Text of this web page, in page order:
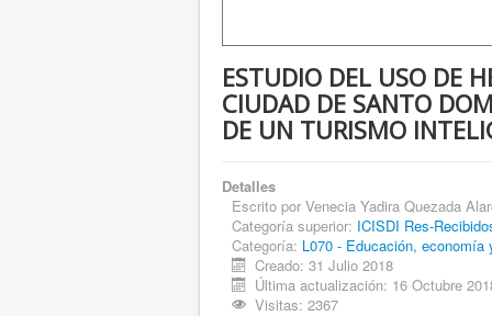
ESTUDIO DEL USO DE
CIUDAD DE SANTO
DE UN TURISMO
Detalles
Escrito por Venecia Yadira Quezada
Categoría superior: ICISDI Res-
Categoría: L070 - Educación, economía
Creado: 31 Julio 2018
Última actualización: 16 Octubre
Visitas: 2367